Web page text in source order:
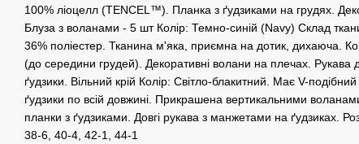
100% ліоцелл (TENCEL™). Планка з ґудзиками на грудях.
Блуза з воланами - 5 шт Колір: Темно-синій (Navy) Склад
36% поліестер. Тканина м'яка, приємна на дотик, дихаюча.
(до середини грудей). Декоративні волани на плечах. Рукава
ґудзики. Вільний крій Колір: Світло-блакитний. Має V-
ґудзики по всій довжині. Прикрашена вертикальними
планки з ґудзиками. Довгі рукава з манжетами на ґудзиках.
38-6, 40-4, 42-1, 44-1